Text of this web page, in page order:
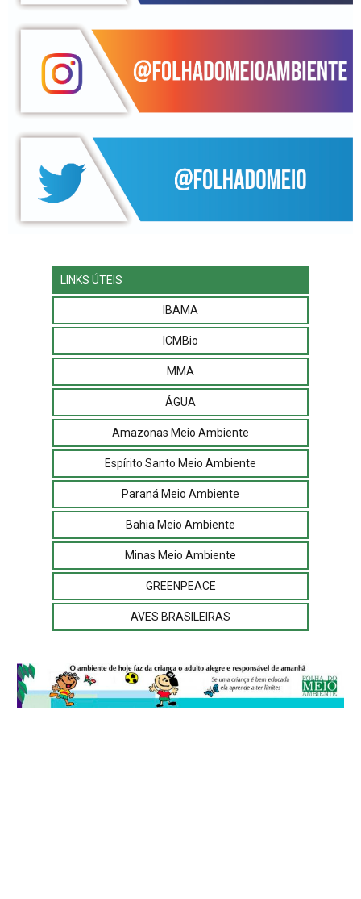
LINKS ÚTEIS
IBAMA
ICMBio
MMA
ÁGUA
Amazonas Meio Ambiente
Espírito Santo Meio Ambiente
Paraná Meio Ambiente
Bahia Meio Ambiente
Minas Meio Ambiente
GREENPEACE
AVES BRASILEIRAS